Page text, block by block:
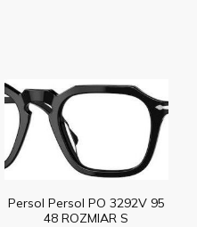
Persol Persol PO 3292V 95
48 ROZMIAR S